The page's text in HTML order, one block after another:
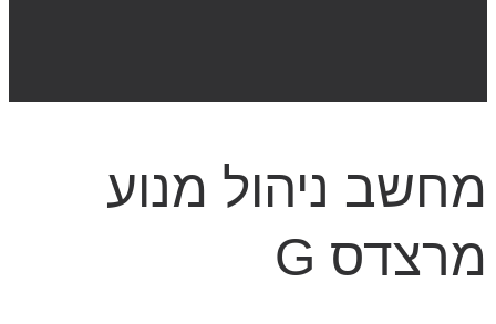
מחשב ניהול מנוע
מרצדס G